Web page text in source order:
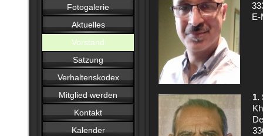
Fotogalerie
Aktuelles
Vorstand
Satzung
Verhaltenskodex
Mitglied werden
Kontakt
Kalender
1.